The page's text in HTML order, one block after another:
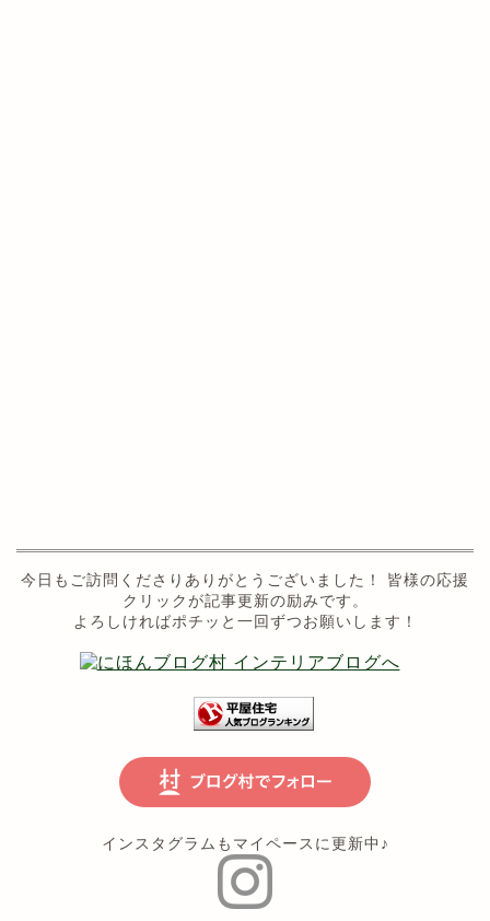
今日もご訪問くださりありがとうございました！ 皆様の応援
クリックが記事更新の励みです。
よろしければポチッと一回ずつお願いします！
インスタグラムもマイペースに更新中♪